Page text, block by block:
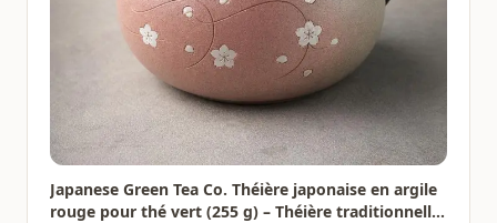
Japanese Green Tea Co. Théière japonaise en argile
rouge pour thé vert (255 g) – Théière traditionnelle